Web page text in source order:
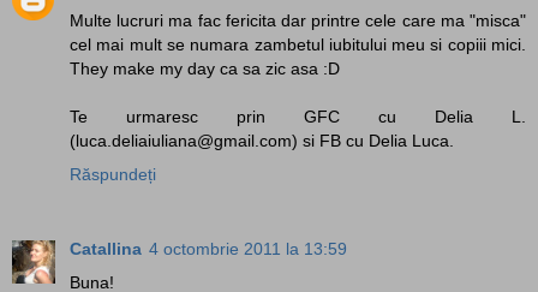
Multe lucruri ma fac fericita dar printre cele care ma "misca"
cel mai mult se numara zambetul iubitului meu si copiii mici.
They make my day ca sa zic asa :D
Te urmaresc prin GFC cu Delia L.
(luca.deliaiuliana@gmail.com) si FB cu Delia Luca.
Răspundeți
Catallina 4 octombrie 2011 la 13:59
Buna!